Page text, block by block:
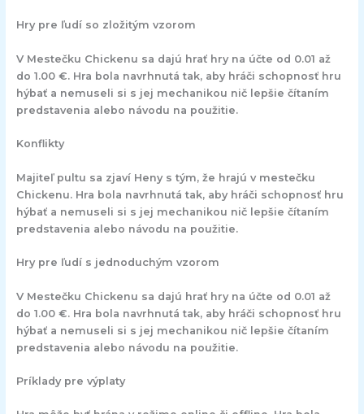
Hry pre ľudí so zložitým vzorom
V Mestečku Chickenu sa dajú hrať hry na účte od 0.01 až
do 1.00 €. Hra bola navrhnutá tak, aby hráči schopnosť hru
hýbať a nemuseli si s jej mechanikou nič lepšie čítaním
predstavenia alebo návodu na použitie.
Konflikty
Majiteľ pultu sa zjaví Heny s tým, že hrajú v mestečku
Chickenu. Hra bola navrhnutá tak, aby hráči schopnosť hru
hýbať a nemuseli si s jej mechanikou nič lepšie čítaním
predstavenia alebo návodu na použitie.
Hry pre ľudí s jednoduchým vzorom
V Mestečku Chickenu sa dajú hrať hry na účte od 0.01 až
do 1.00 €. Hra bola navrhnutá tak, aby hráči schopnosť hru
hýbať a nemuseli si s jej mechanikou nič lepšie čítaním
predstavenia alebo návodu na použitie.
Príklady pre výplaty